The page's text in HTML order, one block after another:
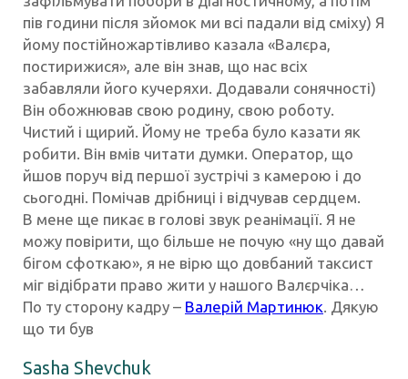
пів години після зйомок ми всі падали від сміху) Я
йому постійножартівливо казала «Валєра,
постирижися», але він знав, що нас всіх
забавляли його кучеряхи. Додавали сонячності)
Він обожнював свою родину, свою роботу.
Чистий і щирий. Йому не треба було казати як
робити. Він вмів читати думки. Оператор, що
йшов поруч від першої зустрічі з камерою і до
сьогодні. Помічав дрібниці і відчував сердцем.
В мене ще пикає в голові звук реанімації. Я не
можу повірити, що більше не почую «ну що давай
бігом сфоткаю», я не вірю що довбаний таксист
міг відібрати право жити у нашого Валєрчіка…
По ту сторону кадру – Валерій Мартинюк . Дякую
що ти був
Sasha Shevchuk